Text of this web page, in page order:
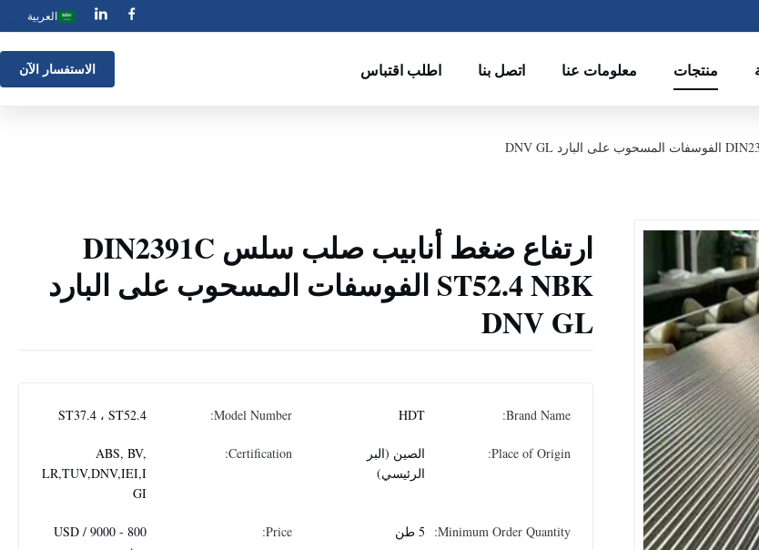
العربية
منتجات معلومات عنا اتصل بنا اطلب اقتباس الاستفسار الآن
ارتفاع ضغط أنابيب صلب سلس DIN2391C
ST52.4 NBK الفوسفات المسحوب على البارد
DNV GL
Brand Name:
HDT
Model Number: ST37.4 ، ST52.4
Place of Origin:
الصين (البر
الرئيسي)
Certification:
ABS, BV,
LR,TUV,DNV,IEI,I
GI
Minimum Order Quantity: 5 طن Price:
800 - 9000 USD /